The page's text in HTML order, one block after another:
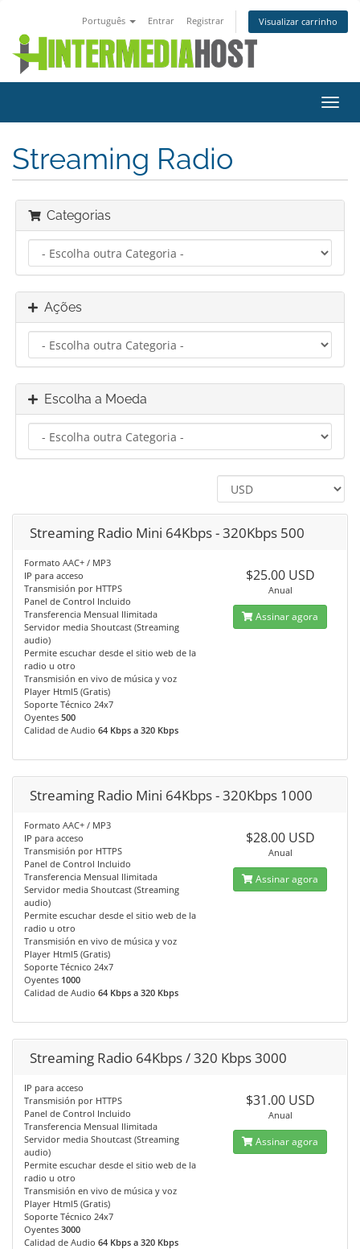
Português Entrar Registrar Visualizar carrinho
Streaming Radio
Categorias
Ações
Escolha a Moeda
Streaming Radio Mini 64Kbps - 320Kbps 500
Formato AAC+ / MP3
IP para acceso
Transmisión por HTTPS
Panel de Control Incluido
Transferencia Mensual Ilimitada
Servidor media Shoutcast (Streaming
audio)
Permite escuchar desde el sitio web de la
radio u otro
Transmisión en vivo de música y voz
Player Html5 (Gratis)
Soporte Técnico 24x7
Oyentes 500
Calidad de Audio 64 Kbps a 320 Kbps
$25.00 USD
Anual
Assinar agora
Streaming Radio Mini 64Kbps - 320Kbps 1000
Formato AAC+ / MP3
IP para acceso
Transmisión por HTTPS
Panel de Control Incluido
Transferencia Mensual Ilimitada
Servidor media Shoutcast (Streaming
audio)
Permite escuchar desde el sitio web de la
radio u otro
Transmisión en vivo de música y voz
Player Html5 (Gratis)
Soporte Técnico 24x7
Oyentes 1000
Calidad de Audio 64 Kbps a 320 Kbps
$28.00 USD
Anual
Assinar agora
Streaming Radio 64Kbps / 320 Kbps 3000
IP para acceso
Transmisión por HTTPS
Panel de Control Incluido
Transferencia Mensual Ilimitada
Servidor media Shoutcast (Streaming
audio)
Permite escuchar desde el sitio web de la
radio u otro
Transmisión en vivo de música y voz
Player Html5 (Gratis)
Soporte Técnico 24x7
Oyentes 3000
Calidad de Audio 64 Kbps a 320 Kbps
$31.00 USD
Anual
Assinar agora